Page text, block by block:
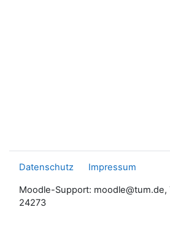
Datenschutz Impressum
Moodle-Support:
24273